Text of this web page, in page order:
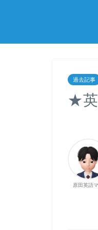
過去記事
★英
原田英語